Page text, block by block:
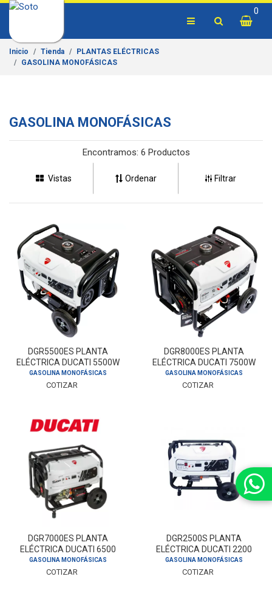
0
Inicio Tienda
PLANTAS ELÉCTRICAS
GASOLINA MONOFÁSICAS
GASOLINA MONOFÁSICAS
Encontramos: 6 Productos
Vistas Ordenar Filtrar
DGR5500ES PLANTA
ELÉCTRICA DUCATI 5500W
GASOLINA
GASOLINA MONOFÁSICAS
COTIZAR
DGR8000ES PLANTA
ELÉCTRICA DUCATI 7500W
GASOLINA
GASOLINA MONOFÁSICAS
COTIZAR
DGR7000ES PLANTA
ELÉCTRICA DUCATI 6500
W GASOLINA
GASOLINA MONOFÁSICAS
COTIZAR
DGR2500S PLANTA
ELÉCTRICA DUCATI 2200
W GASOLINA
GASOLINA MONOFÁSICAS
COTIZAR